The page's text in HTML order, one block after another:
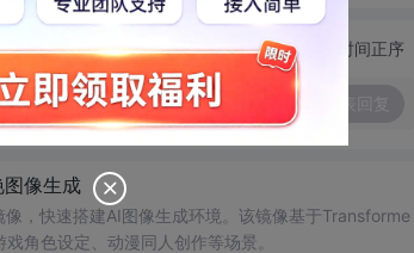
切换为时间正序
像生成
，快速搭建AI图像生成环境。该镜像基于Transforme
角色设定、动漫同人创作等场景。